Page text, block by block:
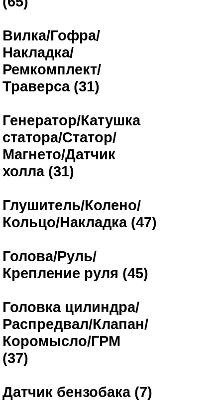
Вилка/Гофра/
Накладка/
Ремкомплект/
Траверса (31)
Генератор/Катушка
статора/Статор/
Магнето/Датчик
холла (31)
Глушитель/Колено/
Кольцо/Накладка (47)
Голова/Руль/
Крепление руля (45)
Головка цилиндра/
Распредвал/Клапан/
Коромысло/ГРМ
(37)
Датчик бензобака (7)